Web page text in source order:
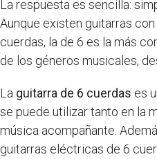
La respuesta es sencilla:
Aunque existen guitarras
cuerdas, la de 6 es la más
de los géneros musicales,
La guitarra de 6 cuerdas es
se puede utilizar tanto en la
música acompañante.
guitarras eléctricas de 6